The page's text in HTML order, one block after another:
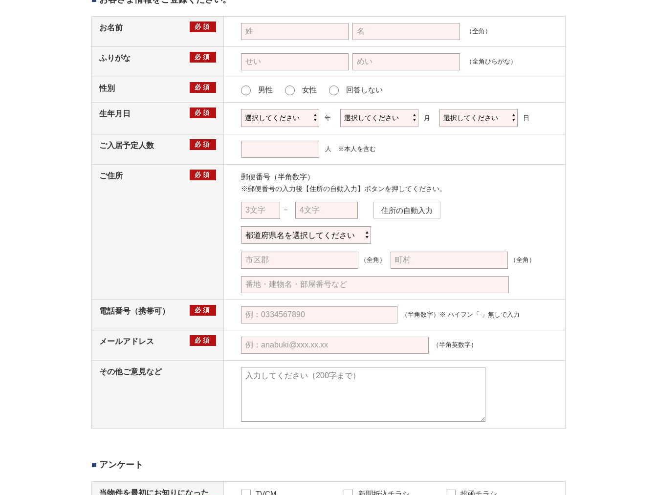
必須
お名前 （全角）
必須
ふりがな （全角ひらがな）
必須
性別 男性 女性 回答しない
必須
生年月日
年 月 日
必須
ご入居予定人数 人 ※本人を含む
必須
ご住所 郵便番号（半角数字）
※郵便番号の入力後【住所の自動入力】ボタンを押してください。
－ 住所の自動入力
（全角） （全角）
必須
電話番号（携帯可） （半角数字）※ ハイフン「-」無しで入力
必須
メールアドレス （半角英数字）
その他ご意見など
■ アンケート
当物件を最初にお知りになった